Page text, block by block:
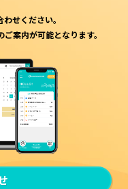
せください。
案内が可能となります。